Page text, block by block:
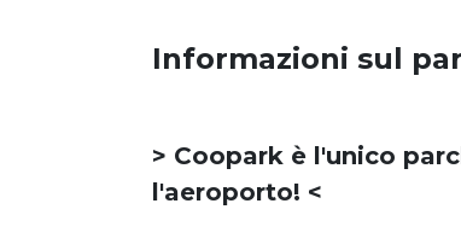
Informazioni sul
> Coopark è l'unico
l'aeroporto! <